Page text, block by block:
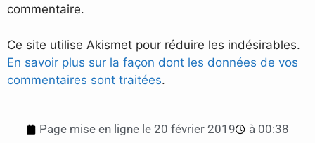
commentaire.
Ce site utilise Akismet pour réduire les indésirables.
En savoir plus sur la façon dont les données de vos
commentaires sont traitées.
Page mise en ligne le 20 février 2019 à 00:38